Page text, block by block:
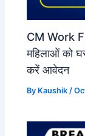
CM Work
महिलाओं को
करें आवेदन
By Kaushik/